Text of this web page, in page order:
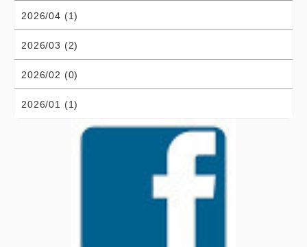
2026/04 (1)
2026/03 (2)
2026/02 (0)
2026/01 (1)